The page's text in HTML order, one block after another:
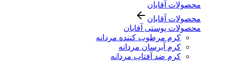
محصولات آقایان
محصولات آقایان
محصولات پوستی آقایان
کرم مرطوب کننده مردانه
کرم آبرسان مردانه
کرم ضد آفتاب مردانه